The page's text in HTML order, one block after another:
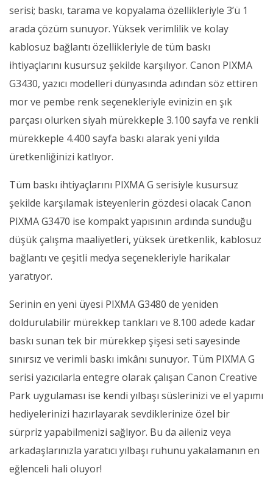
serisi; baskı, tarama ve kopyalama özellikleriyle 3’ü 1
arada çözüm sunuyor. Yüksek verimlilik ve kolay
kablosuz bağlantı özellikleriyle de tüm baskı
ihtiyaçlarını kusursuz şekilde karşılıyor. Canon PIXMA
G3430, yazıcı modelleri dünyasında adından söz ettiren
mor ve pembe renk seçenekleriyle evinizin en şık
parçası olurken siyah mürekkeple 3.100 sayfa ve renkli
mürekkeple 4.400 sayfa baskı alarak yeni yılda
üretkenliğinizi katlıyor.
Tüm baskı ihtiyaçlarını PIXMA G serisiyle kusursuz
şekilde karşılamak isteyenlerin gözdesi olacak Canon
PIXMA G3470 ise kompakt yapısının ardında sunduğu
düşük çalışma maaliyetleri, yüksek üretkenlik, kablosuz
bağlantı ve çeşitli medya seçenekleriyle harikalar
yaratıyor.
Serinin en yeni üyesi PIXMA G3480 de yeniden
doldurulabilir mürekkep tankları ve 8.100 adede kadar
baskı sunan tek bir mürekkep şişesi seti sayesinde
sınırsız ve verimli baskı imkânı sunuyor. Tüm PIXMA G
serisi yazıcılarla entegre olarak çalışan Canon Creative
Park uygulaması ise kendi yılbaşı süslerinizi ve el yapımı
hediyelerinizi hazırlayarak sevdiklerinize özel bir
sürpriz yapabilmenizi sağlıyor. Bu da aileniz veya
arkadaşlarınızla yaratıcı yılbaşı ruhunu yakalamanın en
eğlenceli hali oluyor!